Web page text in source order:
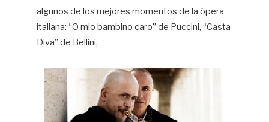
algunos de los mejores momentos de la ópera
italiana: “O mio bambino caro” de Puccini, “Casta
Diva” de Bellini,